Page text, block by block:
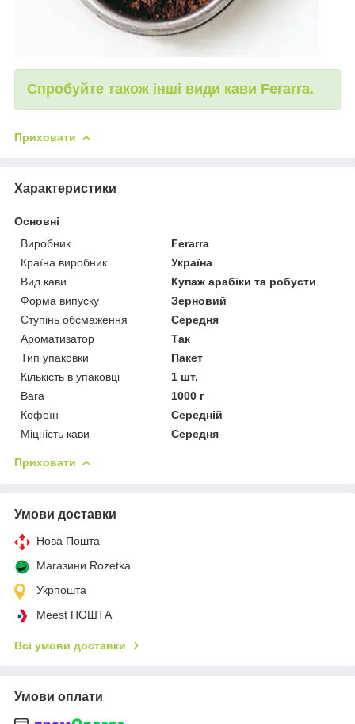
Спробуйте також інші види кави Ferarra.
Приховати
Характеристики
Основні
Виробник
Ferarra
Країна виробник
Україна
Вид кави
Купаж арабіки та робусти
Форма випуску
Зерновий
Ступінь обсмаження
Середня
Ароматизатор
Так
Тип упаковки
Пакет
Кількість в упаковці
1 шт.
Вага
1000 г
Кофеїн
Середній
Міцність кави
Середня
Приховати
Умови доставки
Нова Пошта
Магазини Rozetka
Укрпошта
Meest ПОШТА
Всі умови доставки
Умови оплати